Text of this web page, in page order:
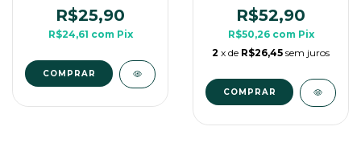
Para Rpg de Mesa
R$25,90
R$24,61 com Pix
COMPRAR
de Mesa
R$52,90
R$50,26 com Pix
2 x de R$26,45 sem juros
COMPRAR